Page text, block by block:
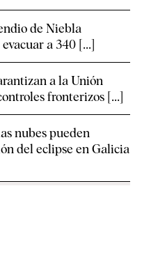
de Niebla
a 340 [...]
a la Unión
fronterizos [...]
nubes pueden
del eclipse en Galicia